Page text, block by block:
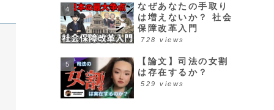
なぜあなたの手取り
は増えないか？ 社会
保障改革入門
728 views
【論文】司法の女割
は存在するか？
529 views